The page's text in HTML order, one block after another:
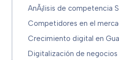
AnÃ¡lisis de competencia
Competidores en el
Crecimiento digital en
Digitalización de negocios